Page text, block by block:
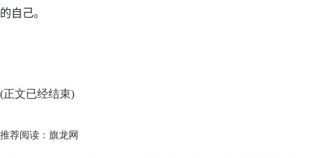
的自己。
(正文已经结束)
推荐阅读： 旗龙网